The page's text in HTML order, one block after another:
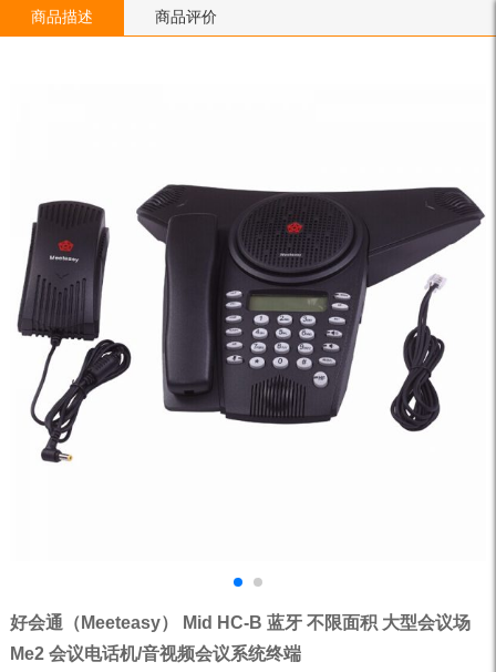
好会通（Meeteasy） Mid HC-B 蓝牙 不限面积 大型会议场
Me2 会议电话机/音视频会议系统终端
商品描述 商品评价